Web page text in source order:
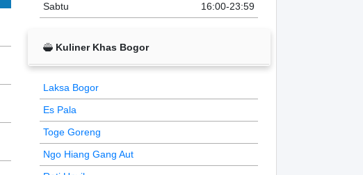
Sabtu
16:00-23:59
Kuliner Khas Bogor
Laksa Bogor
Es Pala
Toge Goreng
Ngo Hiang Gang Aut